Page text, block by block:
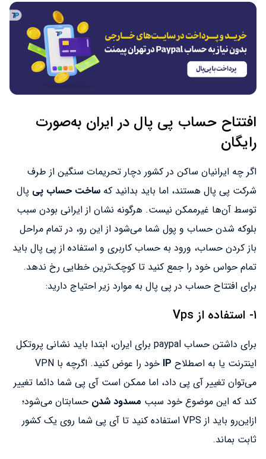
افتتاح حساب پی پال در ایران به‌صورت
رایگان
اگر چه ایرانیان ساکن در کشور دچار تحریمات سنگین از طرف
شرکت پی پال هستند، اما باید بدانید که ساخت حساب پی پال
توسط آن‌ها غیرممکن نیست. هرگونه نشان از ایرانی بودن سبب
بلوکه شدن حساب و پول شما می‌شود از این رو، در تمام مراحل
باز کردن حساب، ورود به حساب کاربری و استفاده از پی پال باید
تمام حواس خود را جمع کنید تا کوچک‌ترین خطایی رخ ندهد.
برای افتتاح حساب در پی پال به موارد زیر احتیاج دارید:
۱- استفاده از Vps
برای داشتن حساب paypal برای ایران، ابتدا باید نشانی پروتکل
اینترنت یا به اصطلاح IP
خود را عوض کنید. اگرچه با VPN
می‌توان تغییر آی پی داد، اما ممکن است آی پی شما دائما تغییر
کند که این موضوع خود سبب مسدود شدن حسابتان می‌شود؛
ازاین‌رو باید از VPS استفاده کنید تا آی پی شما روی یک کشور
ثابت بماند.